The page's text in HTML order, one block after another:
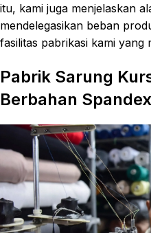
itu, kami juga menjelaskan
mendelegasikan beban
fasilitas pabrikasi kami yang
Pabrik Sarung
Berbahan